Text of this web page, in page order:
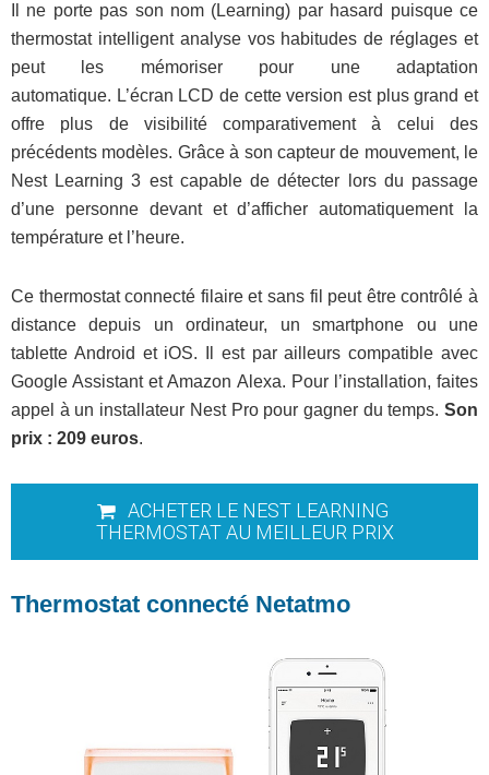
Il ne porte pas son nom (Learning) par hasard puisque ce
thermostat intelligent analyse vos habitudes de réglages et
peut les mémoriser pour une adaptation
automatique. L’écran LCD de cette version est plus grand et
offre plus de visibilité comparativement à celui des
précédents modèles. Grâce à son capteur de mouvement, le
Nest Learning 3 est capable de détecter lors du passage
d’une personne devant et d’afficher automatiquement la
température et l’heure.
Ce thermostat connecté filaire et sans fil peut être contrôlé à
distance depuis un ordinateur, un smartphone ou une
tablette Android et iOS. Il est par ailleurs compatible avec
Google Assistant et Amazon Alexa. Pour l’installation, faites
appel à un installateur Nest Pro pour gagner du temps. Son
prix : 209 euros.
ACHETER LE NEST LEARNING
THERMOSTAT AU MEILLEUR PRIX
Thermostat connecté Netatmo